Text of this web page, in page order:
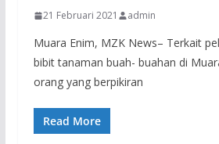
21 Februari 2021 admin
Muara Enim, MZK News– Terkait
bibit tanaman buah- buahan di
orang yang berpikiran
Read More